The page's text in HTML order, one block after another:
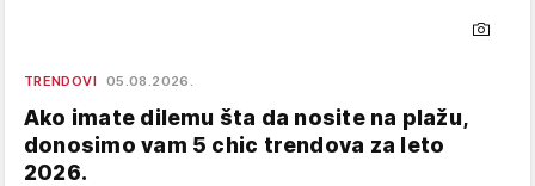
TRENDOVI 05.08.2026.
Ako imate dilemu šta da nosite na plažu,
donosimo vam 5 chic trendova za leto
2026.